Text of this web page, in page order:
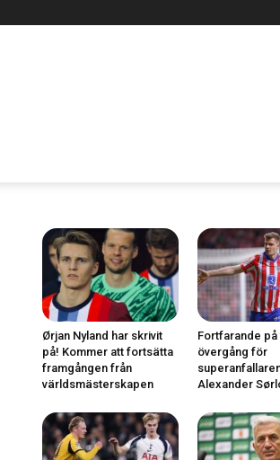
Ørjan Nyland har skrivit
på! Kommer att fortsätta
framgången från
världsmästerskapen
Fortfarande på
övergång för
Alexander